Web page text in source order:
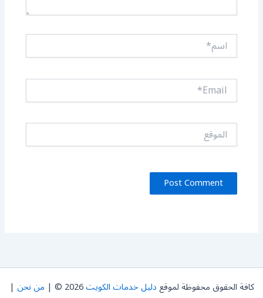
اسم*
Email*
الموقع
كافة الحقوق محفوظة لموقعدليل خدمات الكويت2026 © | من نحن |